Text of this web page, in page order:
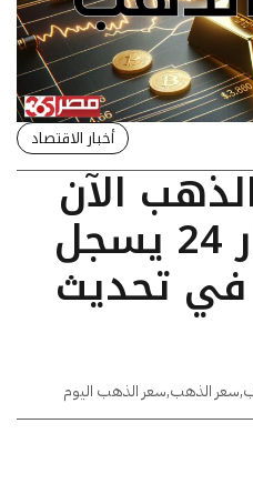
أخبار الاقتصاد
الآن
في مصر: عيار 24 يسجل
في تحديث
,سعر الذهب,سعر الذهب اليوم